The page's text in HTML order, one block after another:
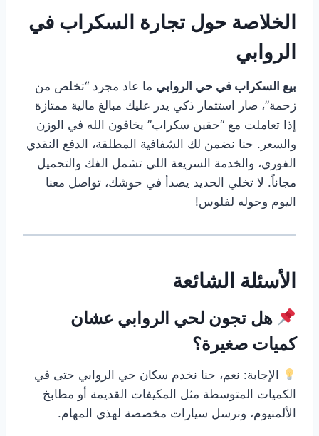
الخلاصة حول تجارة السكراب في
الروابي
بيع السكراب في حي الروابي ما عاد مجرد “تخلص من
زحمة”، صار استثمار ذكي يدر عليك مبالغ مالية ممتازة
إذا تعاملت مع “حقين سكراب” يخافون الله في الوزن
والسعر. حنا نضمن لك الشفافية المطلقة، الدفع النقدي
الفوري، والخدمة السريعة اللي تشمل الفك والتحميل
مجاناً. لا تخلي الحديد يصدأ في حوشك، تواصل معنا
اليوم وحوله لفلوس!
الأسئلة الشائعة
هل تجون لحي الروابي عشان
كميات صغيرة؟
الإجابة: نعم، حنا نخدم سكان حي الروابي حتى في
الكميات المتوسطة مثل المكيفات القديمة أو مطابخ
الألمنيوم، ونرسل سيارات مخصصة لهذي المهام.